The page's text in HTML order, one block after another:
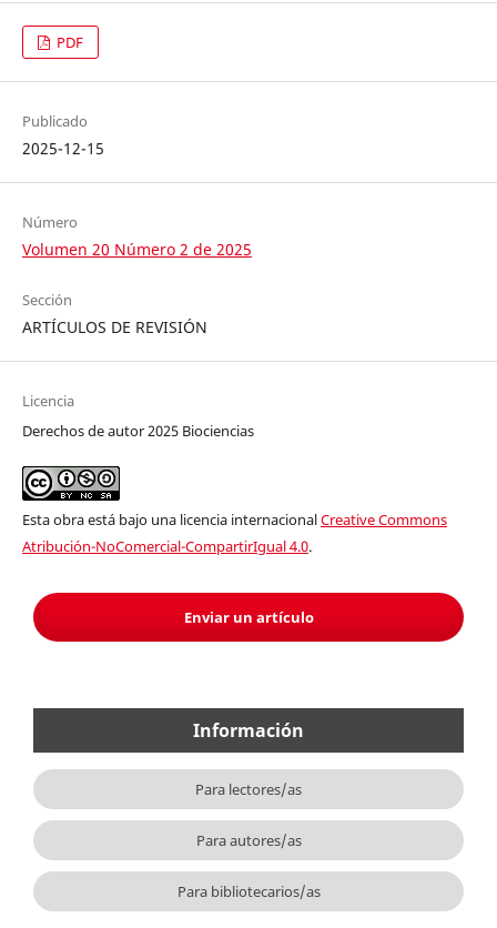
PDF
Publicado
2025-12-15
Número
Volumen 20 Número 2 de 2025
Sección
ARTÍCULOS DE REVISIÓN
Licencia
Derechos de autor 2025 Biociencias
Esta obra está bajo una licencia internacionalCreative Commons
Atribución-NoComercial-CompartirIgual 4.0.
Enviar un artículo
Información
Para lectores/as
Para autores/as
Para bibliotecarios/as